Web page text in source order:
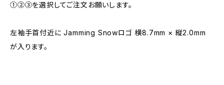
①②③を選択してご注文お願いします。
左袖手首付近に Jamming Snowロゴ 横8.7mm × 縦2.0mm
が入ります。